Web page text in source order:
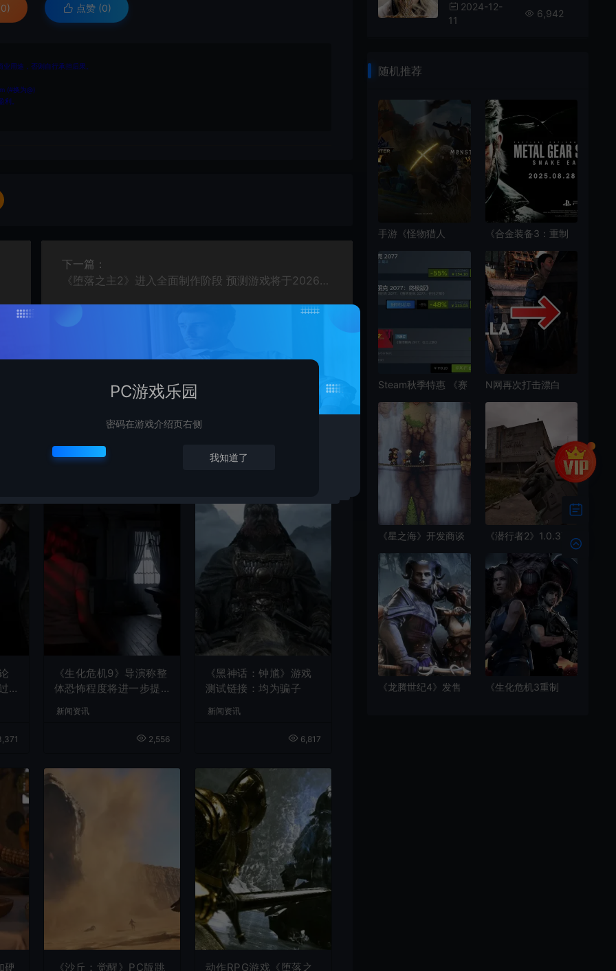
点赞 (0)
用途，否则自行承担后果。
(#换为@)
利。
下一篇：
《堕落之主2》进入全面制作阶段 预测游戏将于2026年发布
《生化危机9》导演称整
体恐怖程度将进一步提
新闻资讯
2,556
《黑神话：钟馗》游戏
测试链接：均为骗子
新闻资讯
6,817
硬
《沙丘：觉醒》PC版跳
动作RPG游戏《堕落之
2024-12-
11
6,942
随机推荐
手游《怪物猎人
人：荒野》联动
《合金装备3：重制
8月28日发售
Steam秋季特惠 《赛
球最畅销游戏
N网再次打击漂白
《星之海》开发商谈
来源
《潜行者2》1.0.3更
新上线：修复任务和
存档相关问题
《龙腾世纪4》发售
《生化危机3重制
PC游戏乐园
密码在游戏介绍页右侧
我知道了